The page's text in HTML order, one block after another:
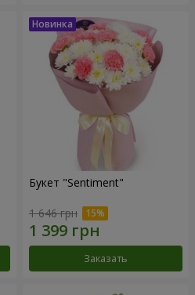
Букет "Sentiment"
1 646 грн
Заказать